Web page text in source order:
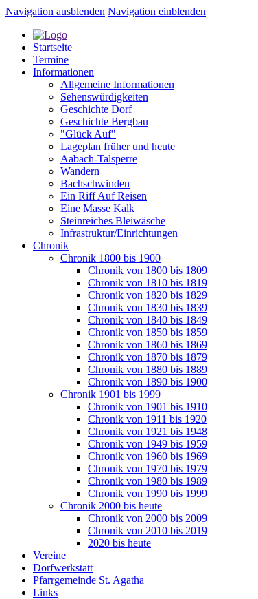
Navigation ausblenden Navigation einblenden
Startseite
Termine
Informationen
Allgemeine Informationen
Sehenswürdigkeiten
Geschichte Dorf
Geschichte Bergbau
"Glück Auf"
Lageplan früher und heute
Aabach-Talsperre
Wandern
Bachschwinden
Ein Riff Auf Reisen
Eine Masse Kalk
Steinreiches Bleiwäsche
Infrastruktur/Einrichtungen
Chronik
Chronik 1800 bis 1900
Chronik von 1800 bis 1809
Chronik von 1810 bis 1819
Chronik von 1820 bis 1829
Chronik von 1830 bis 1839
Chronik von 1840 bis 1849
Chronik von 1850 bis 1859
Chronik von 1860 bis 1869
Chronik von 1870 bis 1879
Chronik von 1880 bis 1889
Chronik von 1890 bis 1900
Chronik 1901 bis 1999
Chronik von 1901 bis 1910
Chronik von 1911 bis 1920
Chronik von 1921 bis 1948
Chronik von 1949 bis 1959
Chronik von 1960 bis 1969
Chronik von 1970 bis 1979
Chronik von 1980 bis 1989
Chronik von 1990 bis 1999
Chronik 2000 bis heute
Chronik von 2000 bis 2009
Chronik von 2010 bis 2019
2020 bis heute
Vereine
Dorfwerkstatt
Pfarrgemeinde St. Agatha
Links